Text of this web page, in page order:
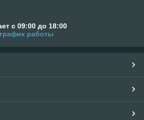
с 09:00 до 18:00
работы